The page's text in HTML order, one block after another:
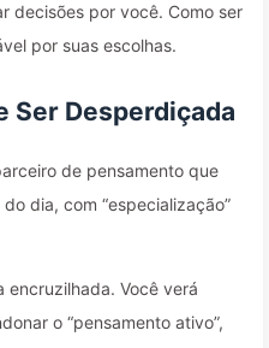
decisões por você. Como ser
por suas escolhas.
Ser Desperdiçada
de pensamento que
dia, com “especialização”
encruzilhada. Você verá
o “pensamento ativo”,